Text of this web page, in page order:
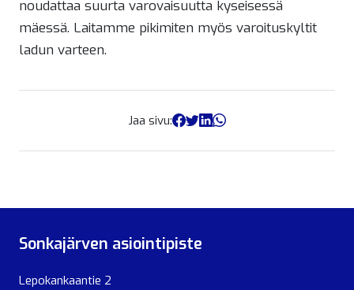
noudattaa suurta varovaisuutta kyseisessä
mäessä. Laitamme pikimiten myös varoituskyltit
ladun varteen.
Jaa sivu:
Sonkajärven asiointipiste
Lepokankaantie 2